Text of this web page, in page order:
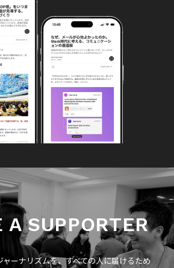
A SUPPORTER
ーナリズムを、すべての人に届けるため